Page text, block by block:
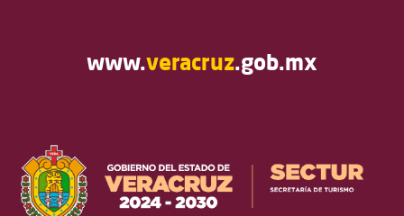
www.veracruz.gob.mx